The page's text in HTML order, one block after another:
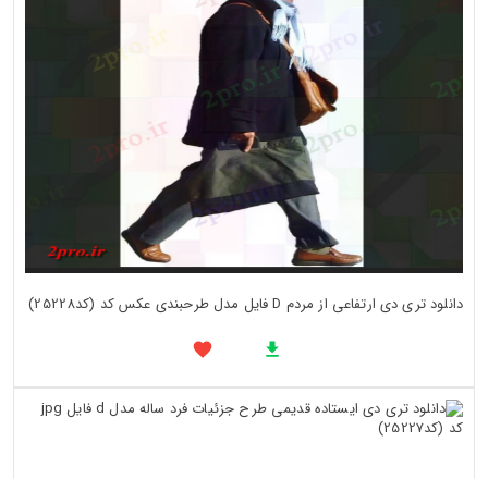
دانلود تری دی ارتفاعی از مردم D فایل مدل طرحبندی عکس کد (کد25228)